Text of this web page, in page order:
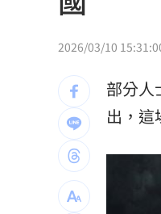
台股暴
Q2獲
宏福苑
定投10
新／四
2026/03/10
部分人
出，這